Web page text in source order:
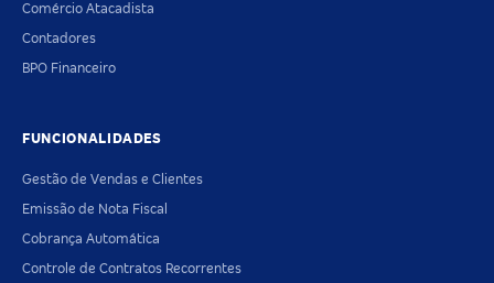
Comércio Atacadista
Contadores
BPO Financeiro
FUNCIONALIDADES
Gestão de Vendas e Clientes
Emissão de Nota Fiscal
Cobrança Automática
Controle de Contratos Recorrentes